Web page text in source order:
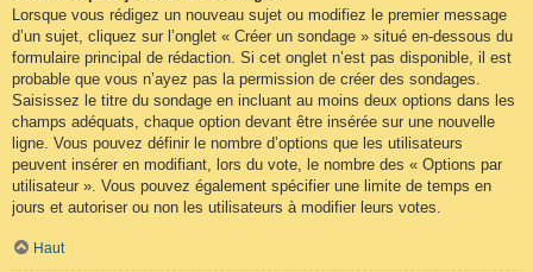
Lorsque vous rédigez un nouveau sujet ou modifiez le premier message
d’un sujet, cliquez sur l’onglet « Créer un sondage » situé en-dessous du
formulaire principal de rédaction. Si cet onglet n’est pas disponible, il est
probable que vous n’ayez pas la permission de créer des sondages.
Saisissez le titre du sondage en incluant au moins deux options dans les
champs adéquats, chaque option devant être insérée sur une nouvelle
ligne. Vous pouvez définir le nombre d’options que les utilisateurs
peuvent insérer en modifiant, lors du vote, le nombre des « Options par
utilisateur ». Vous pouvez également spécifier une limite de temps en
jours et autoriser ou non les utilisateurs à modifier leurs votes.
Haut